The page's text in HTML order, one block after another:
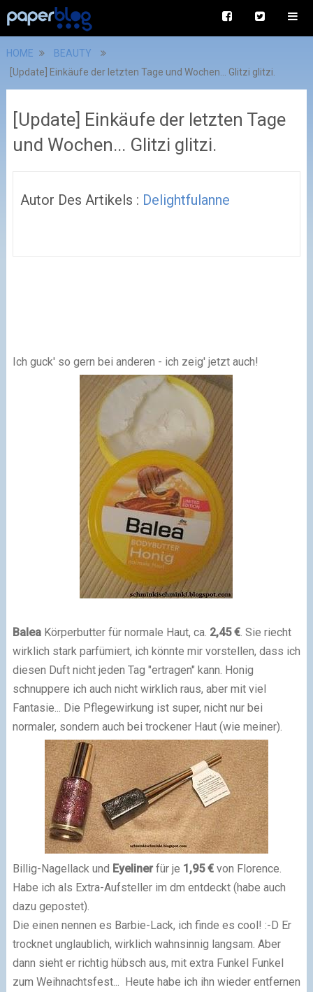
HOME
BEAUTY
[Update] Einkäufe der letzten Tage und Wochen... Glitzi glitzi.
[Update] Einkäufe der letzten Tage
und Wochen... Glitzi glitzi.
Autor Des Artikels : Delightfulanne
Ich guck' so gern bei anderen - ich zeig' jetzt auch!
BaleaKörperbutter für normale Haut, ca. 2,45 €. Sie riecht
wirklich stark parfümiert, ich könnte mir vorstellen, dass ich
diesen Duft nicht jeden Tag "ertragen" kann. Honig
schnuppere ich auch nicht wirklich raus, aber mit viel
Fantasie... Die Pflegewirkung ist super, nicht nur bei
normaler, sondern auch bei trockener Haut (wie meiner).
Billig-Nagellack und Eyelinerfür je 1,95 €von Florence.
Habe ich als Extra-Aufsteller im dm entdeckt (habe auch
dazu gepostet).
Die einen nennen es Barbie-Lack, ich finde es cool! :-D Er
trocknet unglaublich, wirklich wahnsinnig langsam. Aber
dann sieht er richtig hübsch aus, mit extra Funkel Funkel
zum Weihnachtsfest... Heute habe ich ihn wieder entfernen